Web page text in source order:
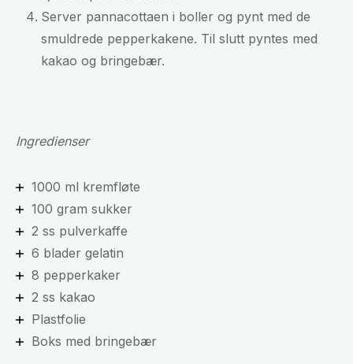
Server pannacottaen i boller og pynt med de
smuldrede pepperkakene. Til slutt pyntes med
kakao og bringebær.
Ingredienser
1000 ml kremfløte
100 gram sukker
2 ss pulverkaffe
6 blader gelatin
8 pepperkaker
2 ss kakao
Plastfolie
Boks med bringebær